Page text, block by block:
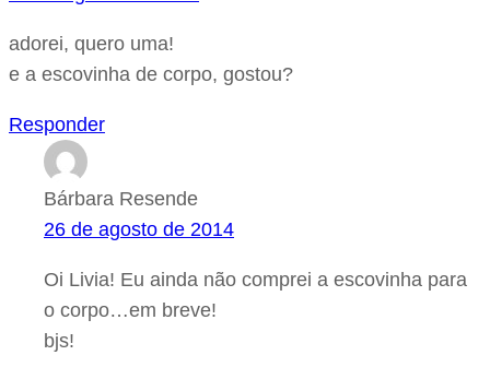
adorei, quero uma!
e a escovinha de corpo, gostou?
Responder
Bárbara Resende
26 de agosto de 2014
Oi Livia! Eu ainda não comprei a escovinha para
o corpo…em breve!
bjs!